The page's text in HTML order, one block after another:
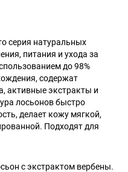
серия натуральных
питания и ухода за
до 98%
содержат
активные экстракты и
лосьонов быстро
делает кожу мягкой,
Подходят для
с экстрактом вербены.